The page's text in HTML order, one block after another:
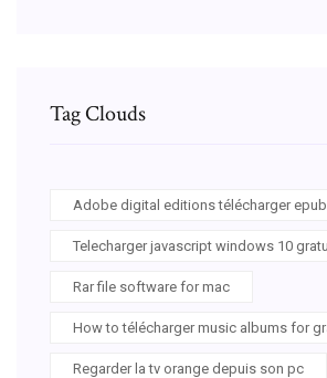
Tag Clouds
Adobe digital editions télécharger epub
Telecharger javascript windows 10
Rar file software for mac
How to télécharger music albums for
Regarder la tv orange depuis son pc